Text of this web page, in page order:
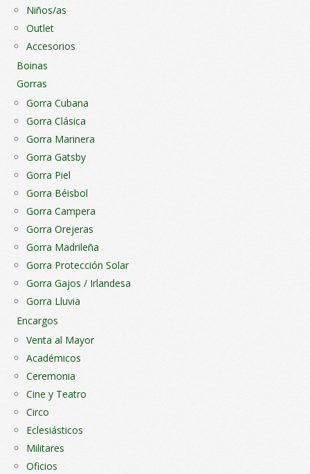
Niños/as
Outlet
Accesorios
Boinas
Gorras
Gorra Cubana
Gorra Clásica
Gorra Marinera
Gorra Gatsby
Gorra Piel
Gorra Béisbol
Gorra Campera
Gorra Orejeras
Gorra Madrileña
Gorra Protección Solar
Gorra Gajos / Irlandesa
Gorra Lluvia
Encargos
Venta al Mayor
Académicos
Ceremonia
Cine y Teatro
Circo
Eclesiásticos
Militares
Oficios